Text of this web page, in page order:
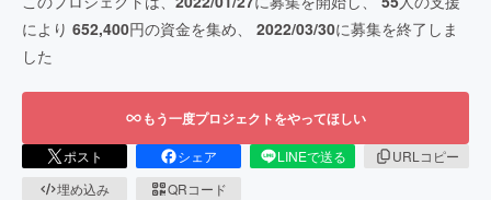
により 652,400円の資金を集め、 2022/03/30に募集を終了しま
した
もう一度プロジェクトをやってほしい
ポスト シェア LINEで送る
URLコピー
埋め込み
QRコード